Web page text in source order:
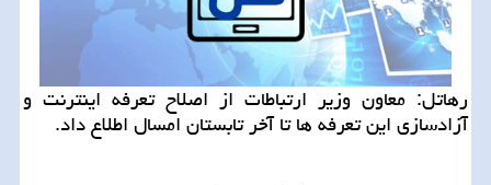
رهاتل: معاون وزیر ارتباطات از اصلاح تعرفه اینترنت و
آزادسازی این تعرفه ها تا آخر تابستان امسال اطلاع داد.